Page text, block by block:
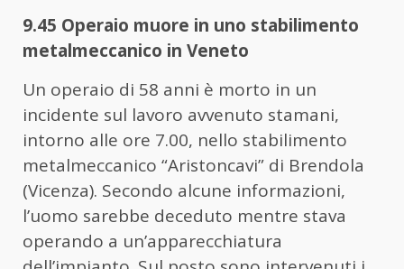
9.45 Operaio muore in uno stabilimento
metalmeccanico in Veneto
Un operaio di 58 anni è morto in un
incidente sul lavoro avvenuto stamani,
intorno alle ore 7.00, nello stabilimento
metalmeccanico “Aristoncavi” di Brendola
(Vicenza). Secondo alcune informazioni,
l’uomo sarebbe deceduto mentre stava
operando a un’apparecchiatura